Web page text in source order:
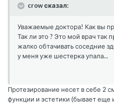
crow сказал:
Уважаемые доктора! Как вы
Так ли это ? Это мой врач так
жалко обтачивать соседние
у меня уже шестерка упала...
Протезирование несет в себе 2
функции и эстетики (бывает еще